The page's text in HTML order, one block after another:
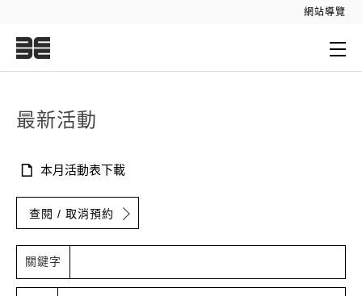
網站導覽
最新活動
本月活動表下載
查閱 / 取消預約
關鍵字